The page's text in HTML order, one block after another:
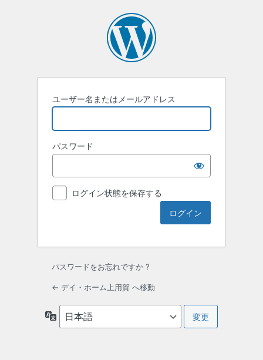
ユーザー名またはメールアドレス
パスワード
ログイン状態を保存する
パスワードをお忘れですか ?
← デイ・ホーム上用賀 へ移動
語